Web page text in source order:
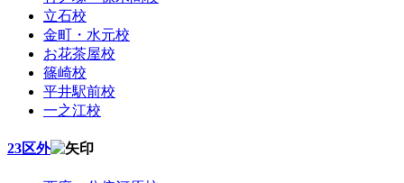
立石校
金町・水元校
お花茶屋校
篠崎校
平井駅前校
一之江校
23区外